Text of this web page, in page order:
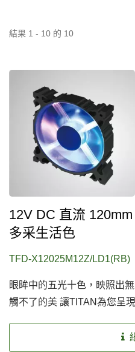
結果 1 - 10 的 10
12V DC 直流
多采生活色
TFD-X12025M12Z/LD1(RB)
眼眸中的五光十色，映照出
觸不了的美 讓TITAN為您呈